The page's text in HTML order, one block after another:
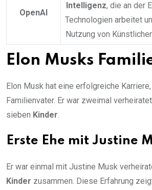
OpenAI
Intelligenz, die an der
Technologien arbeitet
Nutzung von
Elon Musks
Elon Musk hat eine erfolgreiche
Familienvater. Er war zweimal
sieben Kinder.
Erste Ehe mit Justine
Er war einmal mit Justine Musk
Kinder zusammen. Diese Erfahrung